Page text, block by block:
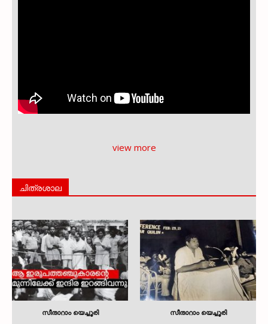
view more
ചിത്രശാല
സീതാറാം യെച്ചൂരി സീതാറാം യെച്ചൂരി